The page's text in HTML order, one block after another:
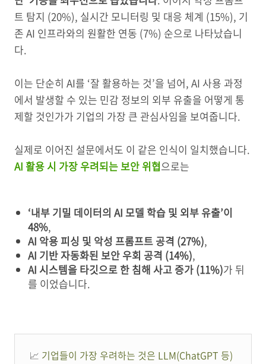
트 탐지 (20%), 실시간 모니터링 및 대응 체계 (15%), 기
존 AI 인프라와의 원활한 연동 (7%) 순으로 나타났습니
다.
이는 단순히 AI를 ‘잘 활용하는 것’을 넘어, AI 사용 과정
에서 발생할 수 있는 민감 정보의 외부 유출을 어떻게 통
제할 것인가가 기업의 가장 큰 관심사임을 보여줍니다.
실제로 이어진 설문에서도 이 같은 인식이 일치했습니다.
AI 활용 시 가장 우려되는 보안 위협으로는
‘내부 기밀 데이터의 AI 모델 학습 및 외부 유출’이
48%,
AI 악용 피싱 및 악성 프롬프트 공격 (27%),
AI 기반 자동화된 보안 우회 공격 (14%),
AI 시스템을 타깃으로 한 침해 사고 증가 (11%)가 뒤
를 이었습니다.
📈 기업들이 가장 우려하는 것은 LLM(ChatGPT 등)